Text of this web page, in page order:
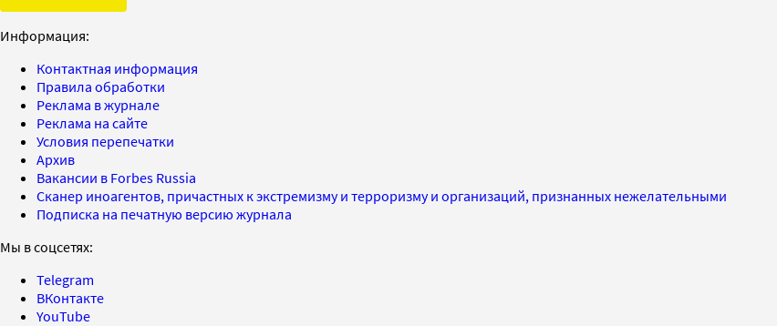
Информация:
Контактная информация
Правила обработки
Реклама в журнале
Реклама на сайте
Условия перепечатки
Архив
Вакансии в Forbes Russia
Сканер иноагентов, причастных к экстремизму и терроризму и организаций, признанных нежелательными
Подписка на печатную версию журнала
Мы в соцсетях:
Telegram
ВКонтакте
YouTube